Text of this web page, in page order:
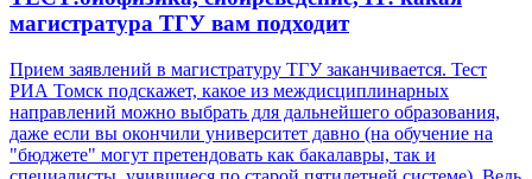
магистратура ТГУ вам подходит
Прием заявлений в магистратуру ТГУ заканчивается. Тест
РИА Томск подскажет, какое из междисциплинарных
направлений можно выбрать для дальнейшего образования,
даже если вы окончили университет давно (на обучение на
"бюджете" могут претендовать как бакалавры, так и